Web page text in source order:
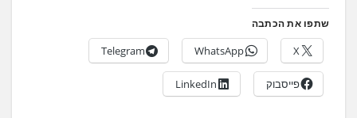
שתפו את הכתבה
X
WhatsApp
Telegram
פייסבוק LinkedIn